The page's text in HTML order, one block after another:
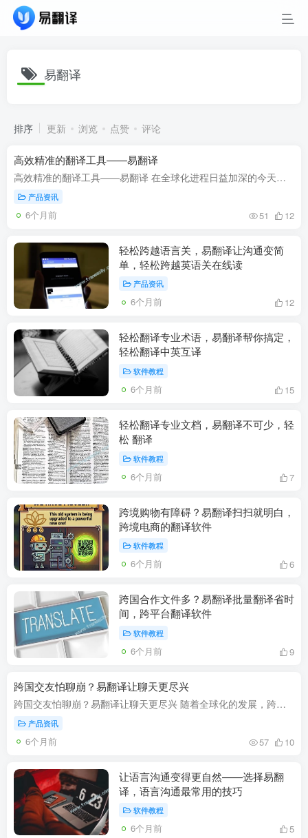
易翻译
排序 更新 浏览 点赞 评论
高效精准的翻译工具——易翻译
高效精准的翻译工具——易翻译 在全球化进程日益加深的今天，语言的障碍逐渐成为许多人的痛点。尤其在工作、学习、旅行等方面，语言不通往往会带来巨大的困扰。如何突破语言的限制，让我们能与...
产品资讯
6个月前 51 12
轻松跨越语言关，易翻译让沟通变简
单，轻松跨越英语关在线读
产品资讯
6个月前 12
轻松翻译专业术语，易翻译帮你搞定，
轻松翻译中英互译
软件教程
6个月前 15
轻松翻译专业文档，易翻译不可少，轻
松 翻译
软件教程
6个月前 7
跨境购物有障碍？易翻译扫扫就明白，
跨境电商的翻译软件
软件教程
6个月前 6
跨国合作文件多？易翻译批量翻译省时
间，跨平台翻译软件
软件教程
6个月前 9
跨国交友怕聊崩？易翻译让聊天更尽兴
跨国交友怕聊崩？易翻译让聊天更尽兴 随着全球化的发展，跨国交友已成为越来越多年轻人日常生活的一部分。通过互联网，我们可以轻松与世界各地的人进行沟通，分享彼此的生活、思想与文化。跨国...
产品资讯
6个月前 57 10
让语言沟通变得更自然——选择易翻
译，语言沟通最常用的技巧
软件教程
6个月前 5